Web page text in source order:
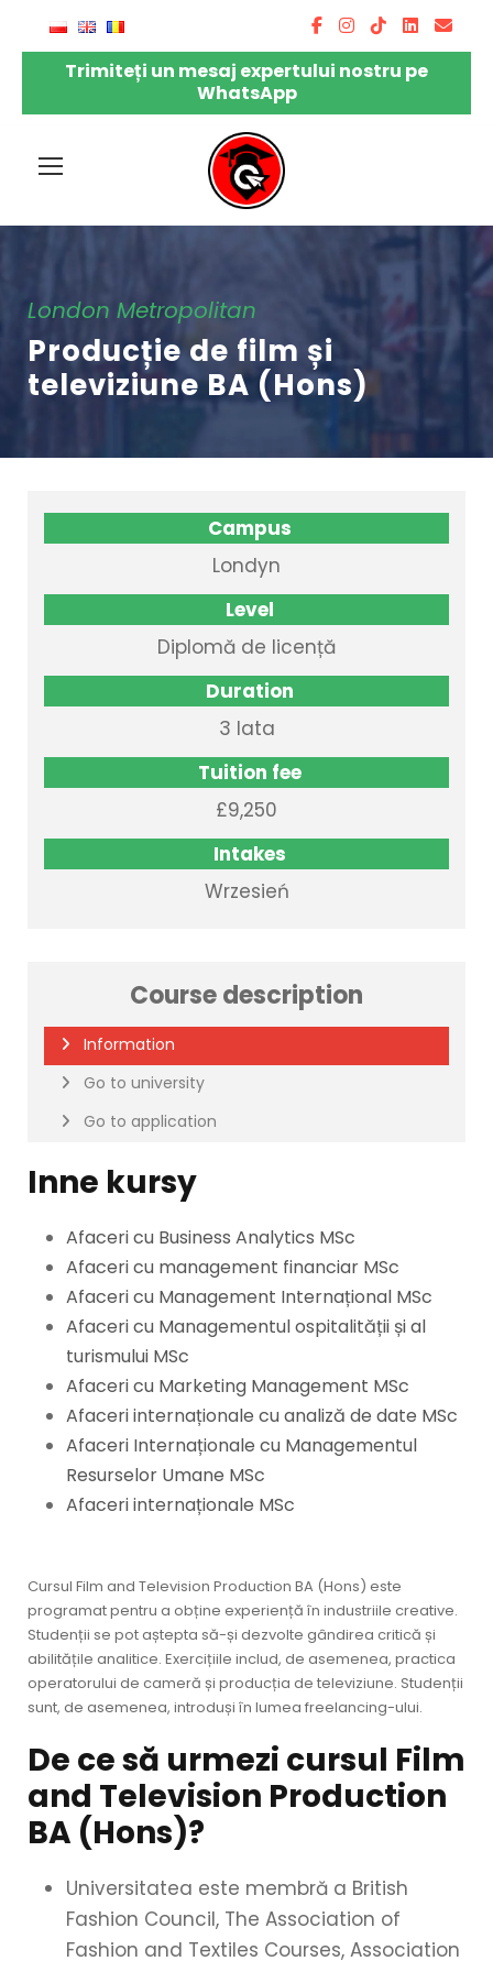
Trimiteți un mesaj expertului nostru pe
WhatsApp
London Metropolitan
Producție de film și
televiziune BA (Hons)
Campus
Londyn
Level
Diplomă de licență
Duration
3 lata
Tuition fee
£9,250
Intakes
Wrzesień
Course description
Information
Go to university
Go to application
Inne kursy
Afaceri cu Business Analytics MSc
Afaceri cu management financiar MSc
Afaceri cu Management Internațional MSc
Afaceri cu Managementul ospitalității și al
turismului MSc
Afaceri cu Marketing Management MSc
Afaceri internaționale cu analiză de date MSc
Afaceri Internaționale cu Managementul
Resurselor Umane MSc
Afaceri internaționale MSc
Cursul Film and Television Production BA (Hons) este
programat pentru a obține experiență în industriile creative.
Studenții se pot aștepta să-și dezvolte gândirea critică și
abilitățile analitice. Exercițiile includ, de asemenea, practica
operatorului de cameră și producția de televiziune. Studenții
sunt, de asemenea, introduși în lumea freelancing-ului.
De ce să urmezi cursul Film
and Television Production
BA (Hons)?
Universitatea este membră a British
Fashion Council, The Association of
Fashion and Textiles Courses, Association